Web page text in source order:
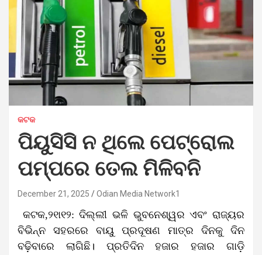
କଟକ
ପିୟୁସିସି ନ ଥିଲେ ପେଟ୍ରୋଲ
ପମ୍ପରେ ତେଲ ମିଳିବନି
December 21, 2025 Odian Media Network1
କଟକ,୨୧ା୧୨: ଦିଲ୍ଲୀ ଭଳି ଭୁବନେଶ୍ୱର ଏବଂ ରାଜ୍ୟର
ବିଭିନ୍ନ ସହରରେ ବାୟୁ ପ୍ରଦୂଷଣ ମାତ୍ର ଦିନକୁ ଦିନ
ବଢ଼ିବାରେ ଲାଗିଛି। ପ୍ରତିଦିନ ହଜାର ହଜାର ଗାଡ଼ି